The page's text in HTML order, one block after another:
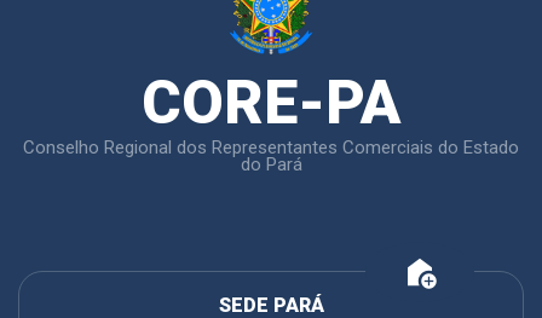
CORE-PA
Conselho Regional dos Representantes Comerciais do Estado
do Pará
add_home
SEDE PARÁ